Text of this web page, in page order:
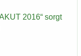
2016“ sorgt